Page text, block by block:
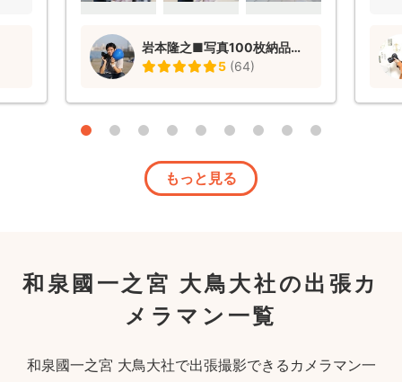
たくさん収めていただいたことに、プロの
腕前って本当に凄いんだなと感心し、また
回の撮影は最高のご褒美になりました。子
供達が大きくなった時に一緒に見返すのも
わらず誠実なカメラマンさんで、子供達の
自由さにも優しく付き合ってくださり、腕
前&人柄共に是非次回のお祝い事でも撮影
岩本隆之■写真100枚納品！和傘レンタルあり〼
5 (64)
た
て
り、
味が
もっと見る
和泉國一之宮 大鳥大社の出張カ
メラマン一覧
和泉國一之宮 大鳥大社で出張撮影できるカメラマン一